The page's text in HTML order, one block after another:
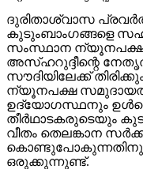
ദുരിതാശ്വാസ
കുടുംബാംഗങ്ങളെ
സംസ്ഥാന ന്യൂനപക്ഷ
അസ്ഹറുദ്ദീന്റെ
സൗദിയിലേക്ക്
ന്യൂനപക്ഷ
ഉദ്യോഗസ്ഥനും
തീര്‍ഥാടകരുടെയും
വീതം തെലങ്കാന
ഒരുക്കുന്നുണ്ട്.